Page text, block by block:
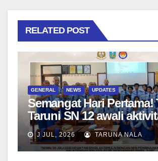
RELATED POST
GENERAL NEWS UPDATES
Semangat Hari Pertama!
Taruni SN 12 awali
bersama Wali Kelas dan
Asesmen Diagnostik
J JUL, 2026 TARUNA NALA